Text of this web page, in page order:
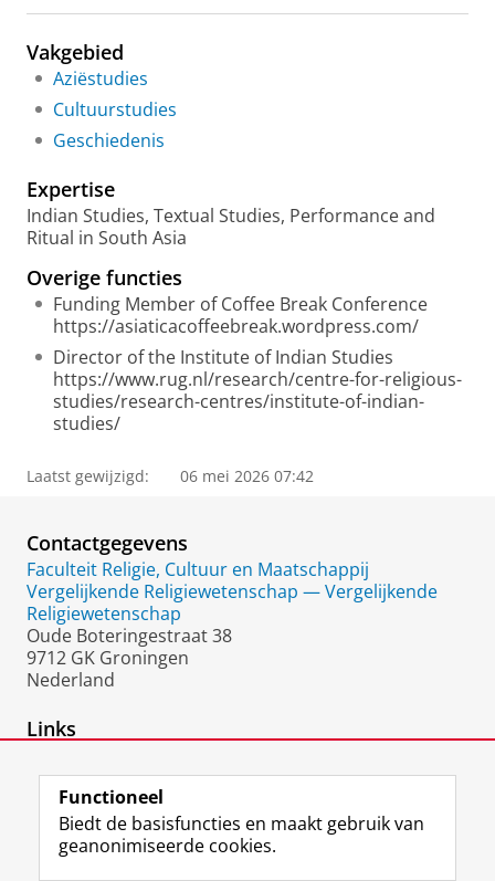
e
a
g
e
I
e
c
h
o
a
l
Vakgebied
Aziëstudies
Cultuurstudies
Geschiedenis
Expertise
Indian Studies, Textual Studies, Performance and
Ritual in South Asia
Overige functies
Funding Member of Coffee Break Conference
https://asiaticacoffeebreak.wordpress.com/
Director of the Institute of Indian Studies
https://www.rug.nl/research/centre-for-religious-
studies/research-centres/institute-of-indian-
studies/
Laatst gewijzigd: 06 mei 2026 07:42
Contactgegevens
Faculteit Religie, Cultuur en Maatschappij
Vergelijkende Religiewetenschap — Vergelijkende
Religiewetenschap
Oude Boteringestraat 38
9712 GK Groningen
Nederland
Links
Functioneel
Biedt de basisfuncties en maakt gebruik van
geanonimiseerde cookies.